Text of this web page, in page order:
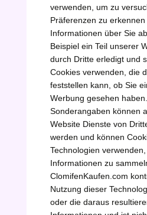
verwenden, um zu
Präferenzen zu
Informationen über Sie
Beispiel ein Teil unserer
durch Dritte erledigt und
Cookies verwenden, die
feststellen kann, ob Sie
Werbung gesehen
Sonderangaben können
Website Dienste von
werden und können
Technologien
Informationen zu
ClomifenKaufen.com
Nutzung dieser
oder die daraus